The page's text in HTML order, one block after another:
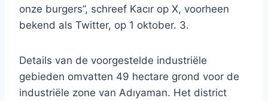
onze burgers”, schreef Kacır op X, voorheen
bekend als Twitter, op 1 oktober. 3.
Details van de voorgestelde industriële
gebieden omvatten 49 hectare grond voor de
industriële zone van Adıyaman. Het district